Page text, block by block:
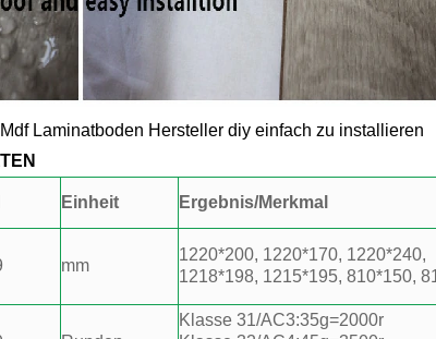
Laminatboden Hersteller diy einfach zu installieren
Einheit Ergebnis/Merkmal
mm
1220*200, 1220*170, 1220*240,
1218*198, 1215*195, 810*150,
Klasse 31/AC3:35g=2000r